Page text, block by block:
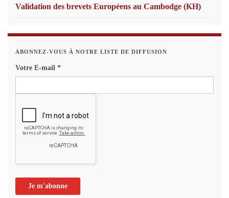
Validation des brevets Européens au Cambodge (KH)
ABONNEZ-VOUS À NOTRE LISTE DE DIFFUSION
Votre E-mail *